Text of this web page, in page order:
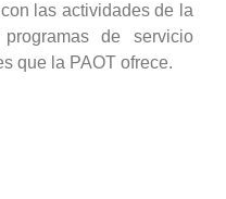
las actividades de la
de servicio
que la PAOT ofrece.